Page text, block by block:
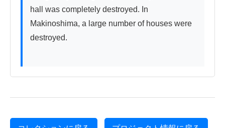
hall was completely destroyed. In
Makinoshima, a large number of houses were
destroyed.